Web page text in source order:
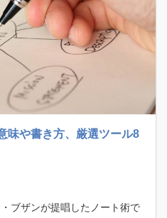
や書き方、厳選ツール8
ブザンが提唱したノート術で